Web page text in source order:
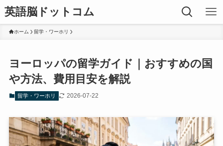
英語脳ドットコム
ホーム 留学・ワーホリ
ヨーロッパの留学ガイド｜おすすめの国
や方法、費用目安を解説
留学・ワーホリ 2026-07-22